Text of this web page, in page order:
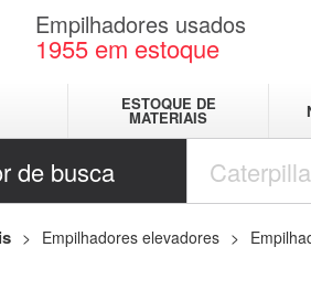
Empilhadores usados
1955 em estoque
ESTOQUE DE
MATERIAIS
de busca
Empilhadores elevadores